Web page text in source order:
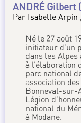
ANDRÉ Gilbert
Par Isabelle Arpin
Né le 27 août
initiateur d’un
dans les
à l’élaboration
parc national
association
Bonneval-sur-
Légion
national du
à Modane.